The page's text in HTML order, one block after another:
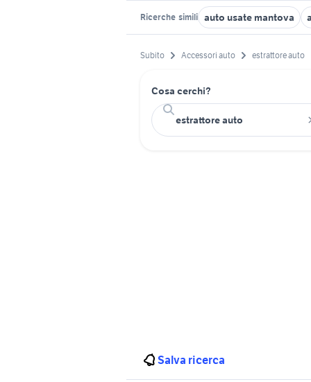
Ricerche simili auto usate mantova
Subito Accessori auto estrattore auto
Cosa cerchi?
Salva ricerca